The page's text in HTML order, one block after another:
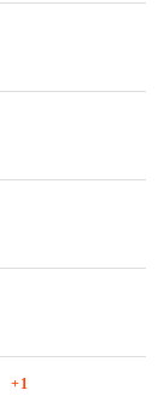
댓글
1